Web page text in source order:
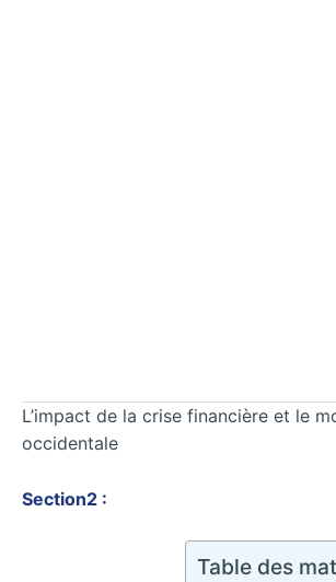
L’impact de la crise financière et le
occidentale
Section2 :
Table des